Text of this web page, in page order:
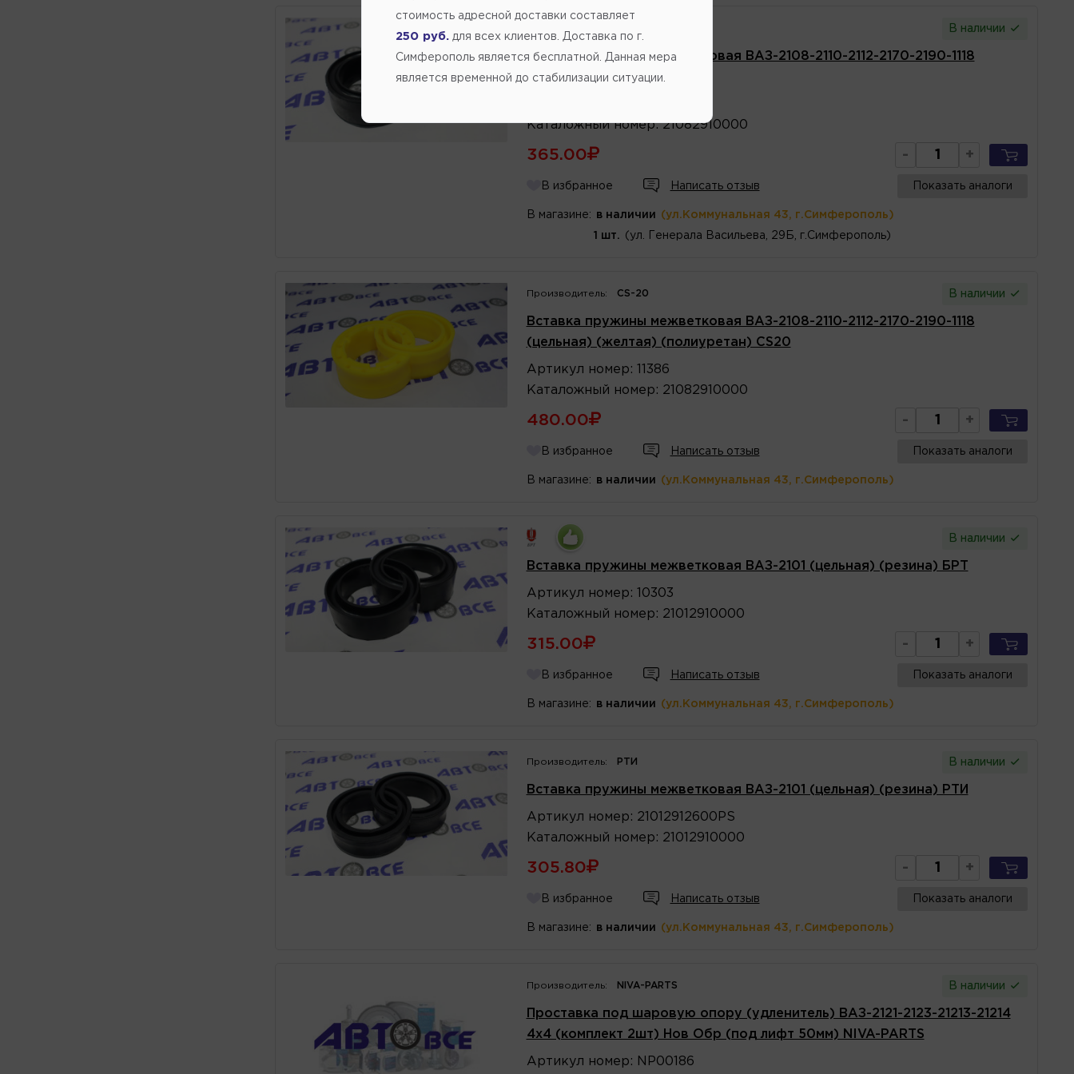
В наличии
Вставка пружины межветковая ВАЗ-2108-2110-2112-2170-2190-1118
(цельная) (резина) БРТ
Каталожныйномер:21082910000
365.00 - +
В избранное Написать отзыв Показать аналоги
В магазине: в наличии (ул.Коммунальная 43, г.Симферополь)
1 шт. (ул. Генерала Васильева, 29Б, г.Симферополь)
Производитель: CS-20 В наличии
Вставка пружины межветковая ВАЗ-2108-2110-2112-2170-2190-1118
(цельная) (желтая) (полиуретан) CS20
Артикул номер : 11386
Каталожный номер : 21082910000
480.00 - +
В избранное Написать отзыв Показать аналоги
В магазине: в наличии (ул.Коммунальная 43, г.Симферополь)
В наличии
Вставка пружины межветковая ВАЗ-2101 (цельная) (резина) БРТ
Артикул номер : 10303
Каталожный номер : 21012910000
315.00 - +
В избранное Написать отзыв Показать аналоги
В магазине: в наличии (ул.Коммунальная 43, г.Симферополь)
Производитель: РТИ В наличии
Вставка пружины межветковая ВАЗ-2101 (цельная) (резина) РТИ
Артикул номер : 21012912600PS
Каталожный номер : 21012910000
305.80 - +
В избранное Написать отзыв Показать аналоги
В магазине: в наличии (ул.Коммунальная 43, г.Симферополь)
Производитель: NIVA-PARTS В наличии
Проставка под шаровую опору (удленитель) ВАЗ-2121-2123-21213-21214
4x4 (комплект 2шт) Нов Обр (под лифт 50мм) NIVA-PARTS
Артикул номер : NP00186
стоимость адресной доставки составляет
250 руб. для всех клиентов. Доставка по г.
Симферополь является бесплатной. Данная мера
является временной до стабилизации ситуации.